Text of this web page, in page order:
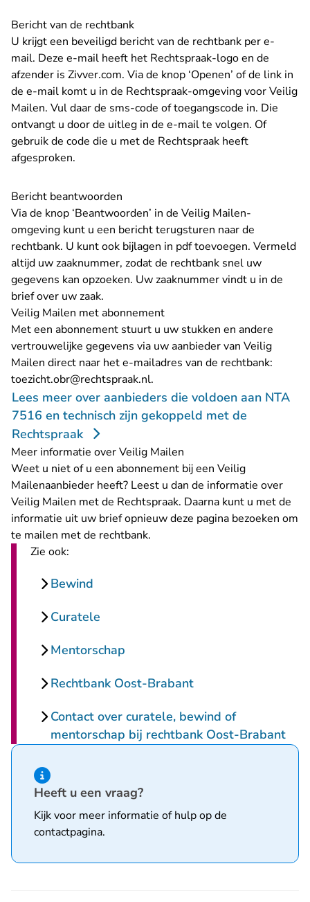
Bericht van de rechtbank
U krijgt een beveiligd bericht van de rechtbank per e-
mail. Deze e-mail heeft het Rechtspraak-logo en de
afzender is Zivver.com. Via de knop ‘Openen’ of de link in
de e-mail komt u in de Rechtspraak-omgeving voor Veilig
Mailen. Vul daar de sms-code of toegangscode in. Die
ontvangt u door de uitleg in de e-mail te volgen. Of
gebruik de code die u met de Rechtspraak heeft
afgesproken.
Bericht beantwoorden
Via de knop ‘Beantwoorden’ in de Veilig Mailen-
omgeving kunt u een bericht terugsturen naar de
rechtbank. U kunt ook bijlagen in pdf toevoegen. Vermeld
altijd uw zaaknummer, zodat de rechtbank snel uw
gegevens kan opzoeken. Uw zaaknummer vindt u in de
brief over uw zaak.
Veilig Mailen met abonnement
Met een abonnement stuurt u uw stukken en andere
vertrouwelijke gegevens via uw aanbieder van Veilig
Mailen direct naar het e-mailadres van de rechtbank:
toezicht.obr@rechtspraak.nl- U verlaat Rechtspraak.nl
.
Lees meer over aanbieders die voldoen aan NTA
7516 en technisch zijn gekoppeld met de
Rechtspraak
Meer informatie over Veilig Mailen
Weet u niet of u een abonnement bij een Veilig
Mailenaanbieder heeft? Leest u dan de informatie over
Veilig Mailen met de Rechtspraak. Daarna kunt u met de
informatie uit uw brief opnieuw deze pagina bezoeken om
te mailen met de rechtbank.
Zie ook:
Bewind
Curatele
Mentorschap
Rechtbank Oost-Brabant
Contact over curatele, bewind of
mentorschap bij rechtbank Oost-Brabant
Hint van type informatie
Heeft u een vraag?
Kijk voor meer informatie of hulp op de
contactpagina.